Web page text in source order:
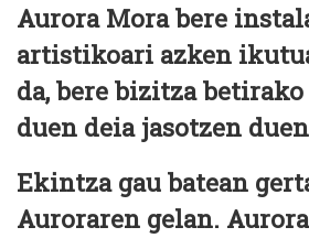
Aurora Mora bere
artistikoari azken
da, bere bizitza
duen deia jasotzen
Ekintza gau batean
Auroraren gelan.